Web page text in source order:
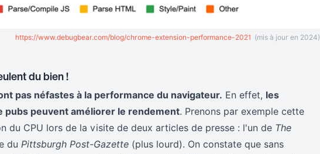
https://www.debugbear.com/blog/chrome-extension-performance-2021 (mis à jour en 2024)
du bien !
pas néfastes à la performance du navigateur. En effet, les
pubs peuvent améliorer le rendement. Prenons par exemple cette
du CPU lors de la visite de deux articles de presse : l'un de The
du Pittsburgh Post-Gazette (plus lourd). On constate que sans